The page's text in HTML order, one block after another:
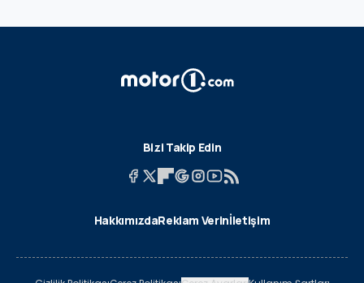
Bizi Takip Edin
HakkımızdaReklam Verinİletişim